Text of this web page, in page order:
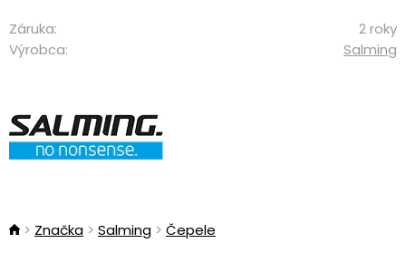
Záruka:
2 roky
Výrobca:
Salming
Značka Salming Čepele